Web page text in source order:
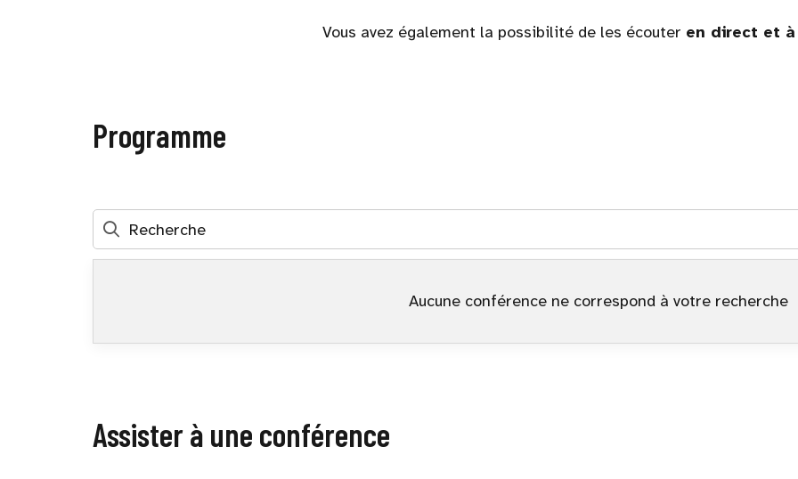
Vous avez également la possibilité de les écouter en direct et
Programme
Aucune conférence ne correspond à votre recherche
Assister à une conférence